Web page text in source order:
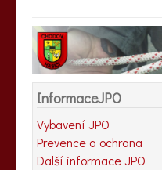
Hlavní stránka
Informace SDH
Informace JPO
Fotografie
Kontakty
InformaceJPO
Vybavení JPO
Prevence a ochrana
Další informace JPO